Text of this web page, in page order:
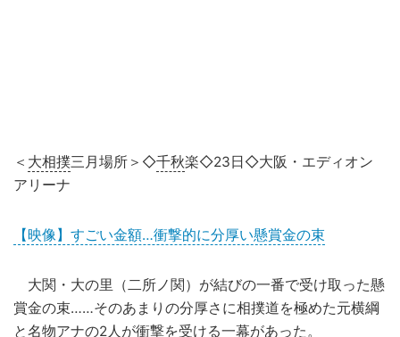
＜ 大相撲三月場所＞◇千秋楽◇23日◇大阪・エディオン
アリーナ
【映像】すごい金額…衝撃的に分厚い懸賞金の束
大関・大の里（二所ノ関）が結びの一番で受け取った懸
賞金の束……そのあまりの分厚さに相撲道を極めた元横綱
と名物アナの2人が衝撃を受ける一幕があった。